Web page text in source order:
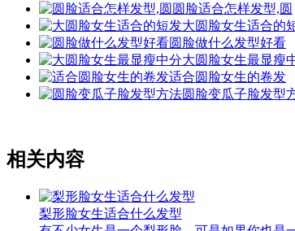
圆脸适合怎样发型,圆
大圆脸女生适合的
圆脸做什么发型好看
大圆脸女生最显瘦
适合圆脸女生的卷发
圆脸变瓜子脸发型
相关内容
梨形脸女生适合什么发型